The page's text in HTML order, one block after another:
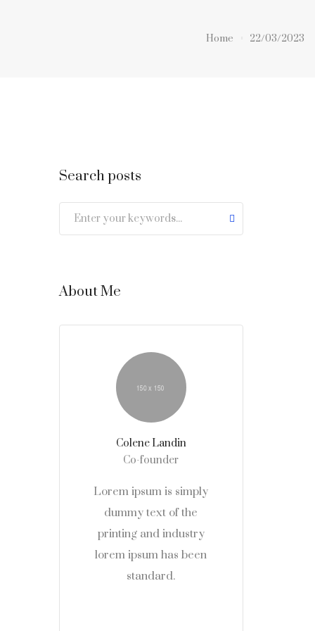
Home 22/03/2023
Search posts
About Me
Colene Landin
Co-founder
Lorem ipsum is simply
dummy text of the
printing and industry
lorem ipsum has been
standard.